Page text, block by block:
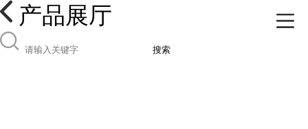
产品展厅
搜索